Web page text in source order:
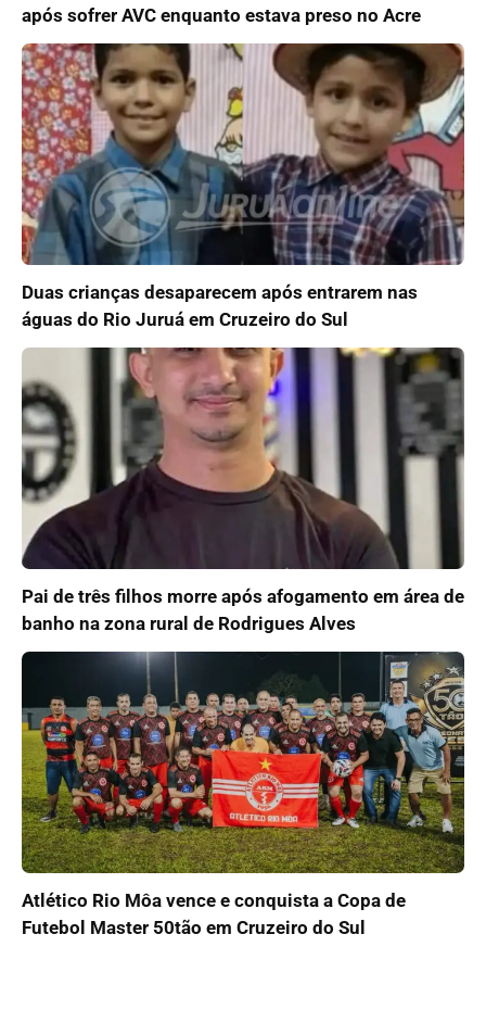
após sofrer AVC enquanto estava preso no Acre
Duas crianças desaparecem após entrarem nas
águas do Rio Juruá em Cruzeiro do Sul
Pai de três filhos morre após afogamento em área de
banho na zona rural de Rodrigues Alves
Atlético Rio Môa vence e conquista a Copa de
Futebol Master 50tão em Cruzeiro do Sul